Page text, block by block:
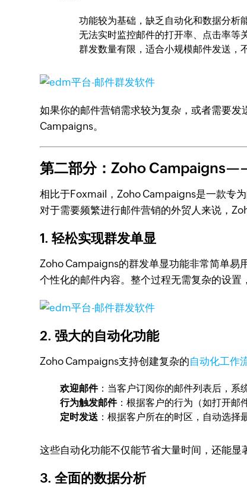
功能较为基础，缺乏自动化和数据分析
无法实时监控邮件的打开率、点击率等
群发数量有限，适合小规模邮件发送，
如果你的邮件营销需求较为复杂，或者需要
Campaigns。
第二部分：Zoho
相比于Foxmail，Zoho Campaigns是一款专
对于需要频繁进行邮件营销的外贸人来说，
1.轻松实现群发单显
Zoho Campaigns的群发单显功能非常简单易
个性化的邮件内容。整个过程无需复杂的设置
2.强大的自动化功能
Zoho Campaigns支持创建复杂的自动化工作
欢迎邮件：当客户订阅你的邮件列表后，系
行为触发邮件：根据客户的行为（如打开邮
定时发送 ：根据客户所在的时区，自动选择
这些自动化功能不仅能节省大量时间，还能显
3.全面的数据分析